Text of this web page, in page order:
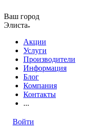
Ваш город
Элиста
Акции
Услуги
Производители
Информация
Блог
Компания
Контакты
...
Войти